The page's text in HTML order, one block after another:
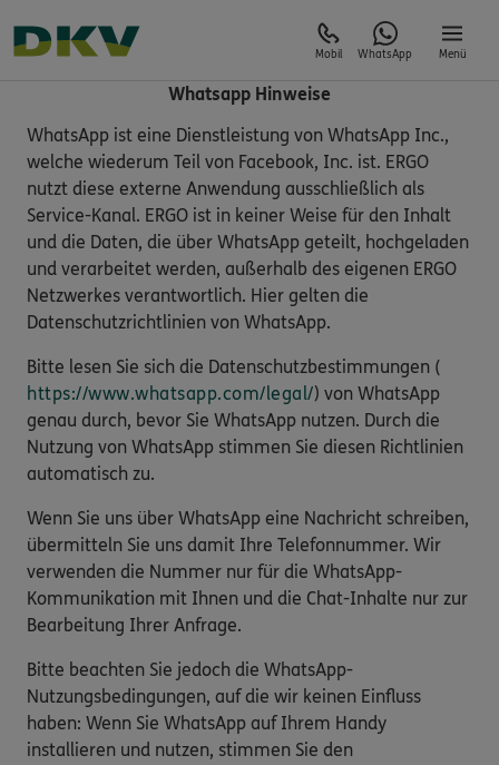
Mobil WhatsApp Menü
Whatsapp Hinweise
WhatsApp ist eine Dienstleistung von WhatsApp Inc.,
welche wiederum Teil von Facebook, Inc. ist. ERGO
nutzt diese externe Anwendung ausschließlich als
Service-Kanal. ERGO ist in keiner Weise für den Inhalt
und die Daten, die über WhatsApp geteilt, hochgeladen
und verarbeitet werden, außerhalb des eigenen ERGO
Netzwerkes verantwortlich. Hier gelten die
Datenschutzrichtlinien von WhatsApp.
Bitte lesen Sie sich die Datenschutzbestimmungen (
https://www.whatsapp.com/legal/) von WhatsApp
genau durch, bevor Sie WhatsApp nutzen. Durch die
Nutzung von WhatsApp stimmen Sie diesen Richtlinien
automatisch zu.
Wenn Sie uns über WhatsApp eine Nachricht schreiben,
übermitteln Sie uns damit Ihre Telefonnummer. Wir
verwenden die Nummer nur für die WhatsApp-
Kommunikation mit Ihnen und die Chat-Inhalte nur zur
Bearbeitung Ihrer Anfrage.
Bitte beachten Sie jedoch die WhatsApp-
Nutzungsbedingungen, auf die wir keinen Einfluss
haben: Wenn Sie WhatsApp auf Ihrem Handy
installieren und nutzen, stimmen Sie den